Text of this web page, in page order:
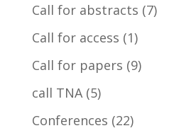
Call for abstracts (7)
Call for access (1)
Call for papers (9)
call TNA(5)
Conferences (22)